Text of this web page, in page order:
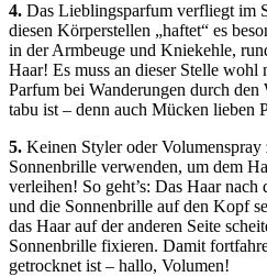
4. Das Lieblingsparfum verfliegt im
diesen Körperstellen „haftet“ es
in der Armbeuge und Kniekehle,
Haar! Es muss an dieser Stelle wohl
Parfum bei Wanderungen durch
tabu ist – denn auch Mücken lieben
5. Keinen Styler oder
Sonnenbrille verwenden, um dem
verleihen! So geht’s: Das Haar
und die Sonnenbrille auf den Kopf
das Haar auf der anderen Seite
Sonnenbrille fixieren. Damit
getrocknet ist – hallo, Volumen!